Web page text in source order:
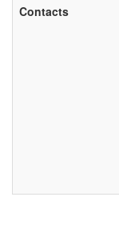
Contacts